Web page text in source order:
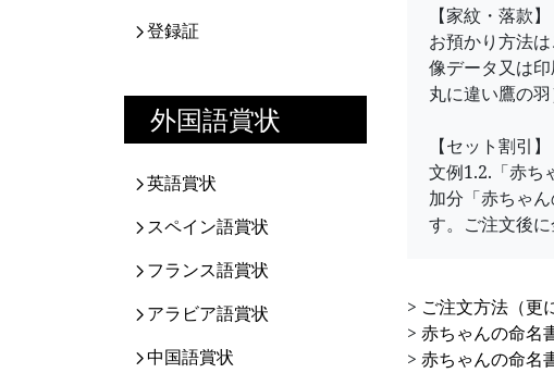
登録証
外国語賞状
英語賞状
スペイン語賞状
フランス語賞状
アラビア語賞状
中国語賞状
【家紋・落款】
お預かり方法
像データ又は
丸に違い鷹の羽
【セット割引】
文例1.2.「赤ち
加分「赤ちゃ
す。ご注文後に
> ご注文方法（更
> 赤ちゃんの命名
> 赤ちゃんの命名